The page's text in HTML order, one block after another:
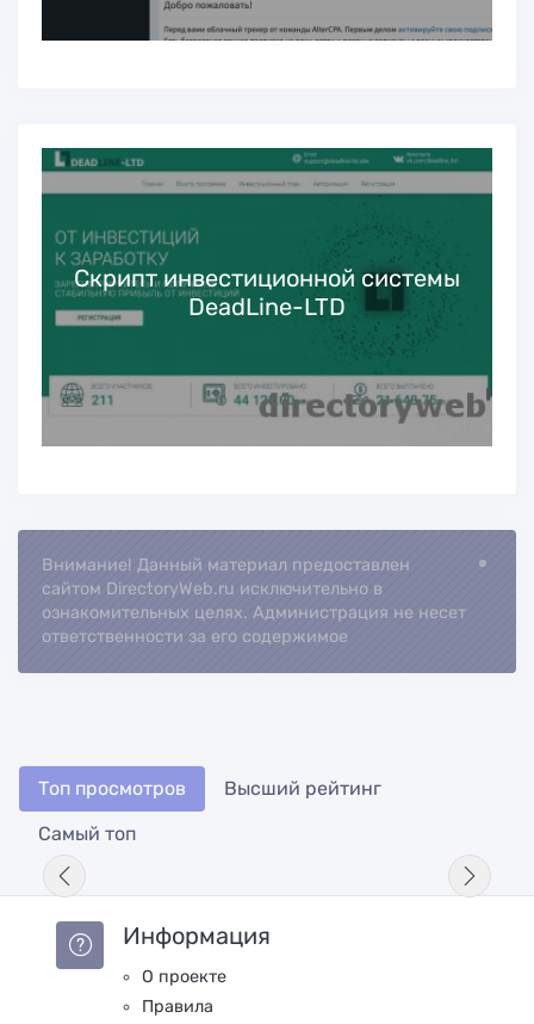
Скрипт инвестиционной системы
DeadLine-LTD
Loading...
Внимание! Данный материал предоставлен
сайтом DirectoryWeb.ru исключительно в
ознакомительных целях. Администрация не несет
ответственности за его содержимое
Топ просмотров
Высший рейтинг
Самый топ
Информация
О проекте
Правила